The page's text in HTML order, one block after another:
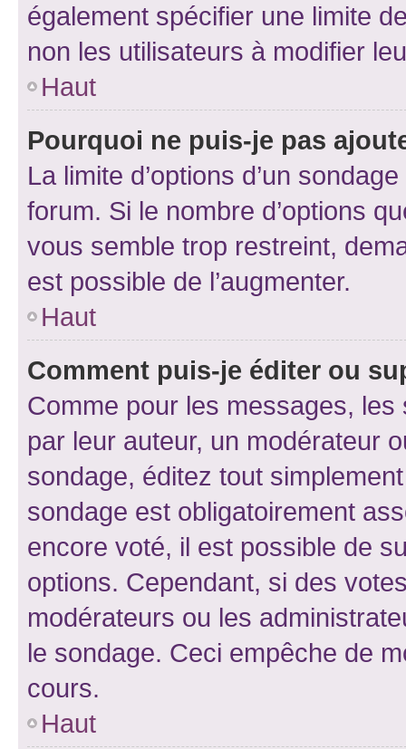
également spécifier une limite
non les utilisateurs à modifier
Haut
Pourquoi ne puis-je pas
La limite d’options d’un
forum. Si le nombre d’options
vous semble trop restreint,
est possible de l’augmenter.
Haut
Comment puis-je éditer ou
Comme pour les messages,
par leur auteur, un modérateur
sondage, éditez tout
sondage est obligatoirement
encore voté, il est possible de
options. Cependant, si des
modérateurs ou les
le sondage. Ceci empêche de
cours.
Haut